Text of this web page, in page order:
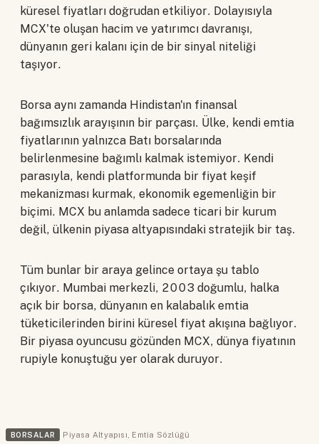
küresel fiyatları doğrudan etkiliyor. Dolayısıyla
MCX'te oluşan hacim ve yatırımcı davranışı,
dünyanın geri kalanı için de bir sinyal niteliği
taşıyor.
Borsa aynı zamanda Hindistan'ın finansal
bağımsızlık arayışının bir parçası. Ülke, kendi emtia
fiyatlarının yalnızca Batı borsalarında
belirlenmesine bağımlı kalmak istemiyor. Kendi
parasıyla, kendi platformunda bir fiyat keşif
mekanizması kurmak, ekonomik egemenliğin bir
biçimi. MCX bu anlamda sadece ticari bir kurum
değil, ülkenin piyasa altyapısındaki stratejik bir taş.
Tüm bunlar bir araya gelince ortaya şu tablo
çıkıyor. Mumbai merkezli, 2003 doğumlu, halka
açık bir borsa, dünyanın en kalabalık emtia
tüketicilerinden birini küresel fiyat akışına bağlıyor.
Bir piyasa oyuncusu gözünden MCX, dünya fiyatının
rupiyle konuştuğu yer olarak duruyor.
BORSALAR Piyasa Altyapısı, Emtia Sözlüğü